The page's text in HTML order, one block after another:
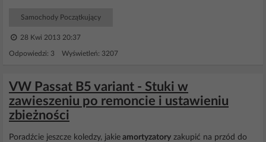
Samochody Początkujący
28 Kwi 2013 20:37
Odpowiedzi: 3 Wyświetleń: 3207
VW Passat B5 variant - Stuki w
zawieszeniu po remoncie i ustawieniu
zbieżności
Poradźcie jeszcze koledzy, jakie amortyzatory zakupić na przód do